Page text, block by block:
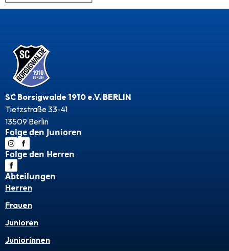
SC Borsigwalde 1910 e.V. BERLIN
Tietzstraße 33-41
13509 Berlin
Folge den Junioren
Folge den Herren
Abteilungen
Herren
Frauen
Junioren
Juniorinnen